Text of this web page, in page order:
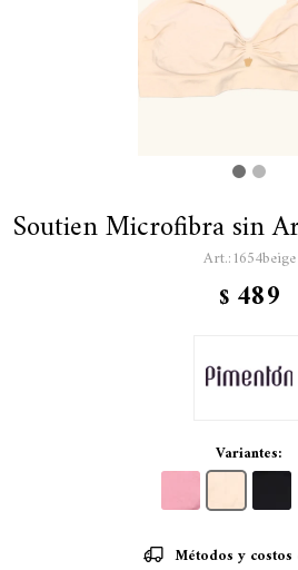
Soutien Microfibra sin
1654beige
$ 489
Variantes:
Métodos y costos